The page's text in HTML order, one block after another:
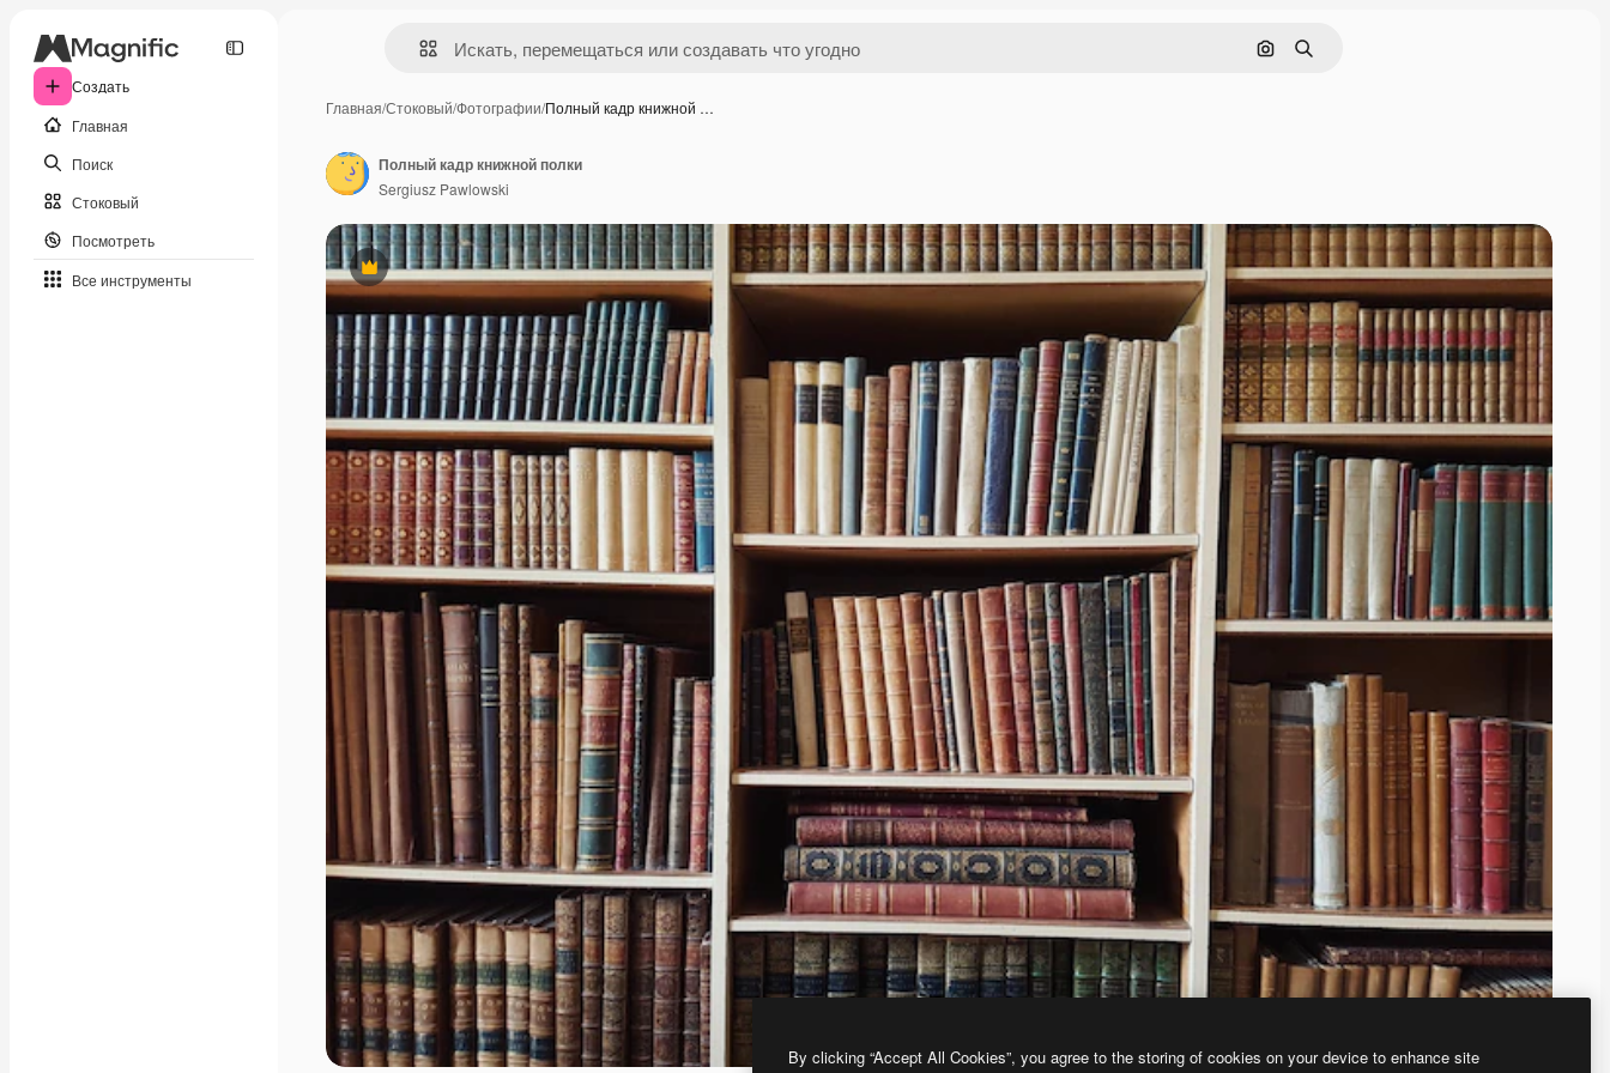
Создать
Главная
Поиск
Стоковый
Посмотреть
Все инструменты
Поиск по изображению
Поиск
Главная/Стоковый/Фотографии/Полный кадр книжной …
Премиум
Полный кадр книжной полки
Sergiusz Pawlowski
By clicking “Accept All Cookies”, you agree to the storing of cookies on your device to enhance site